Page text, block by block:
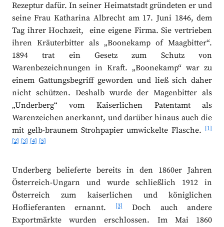
Rezeptur dafür. In seiner Heimatstadt gründeten er und
seine Frau Katharina Albrecht am 17. Juni 1846, dem
Tag ihrer Hochzeit, eine eigene Firma. Sie vertrieben
ihren Kräuterbitter als „Boonekamp of Maagbitter“.
1894 trat ein Gesetz zum Schutz von
Warenbezeichnungen in Kraft. „Boonekamp“ war zu
einem Gattungsbegriff geworden und ließ sich daher
nicht schützen. Deshalb wurde der Magenbitter als
„Underberg“ vom Kaiserlichen Patentamt als
Warenzeichen anerkannt, und darüber hinaus auch die
mit gelb-braunem Strohpapier umwickelte Flasche. [1]
[2] [3] [4] [5]
Underberg belieferte bereits in den 1860er Jahren
Österreich-Ungarn und wurde schließlich 1912 in
Österreich zum kaiserlichen und königlichen
Hoflieferanten ernannt.
[3]Doch auch andere
Exportmärkte wurden erschlossen. Im Mai 1860